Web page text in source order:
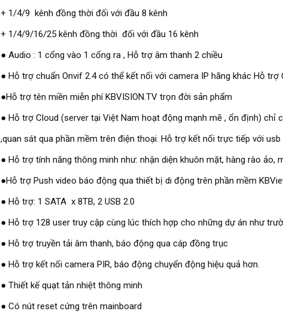
+ 1/4/9 kênh đồng thời đối với đầu 8 kênh
+ 1/4/9/16/25 kênh đồng thời đối với đầu 16 kênh
● Audio : 1 cổng vào 1 cổng ra , Hỗ trợ âm thanh 2 chiều
● Hỗ trợ chuẩn Onvif 2.4 có thể kết nối với camera IP hãng khác Hỗ trợ
●Hỗ trợ tên miền miễn phí KBVISION.TV trọn đời sản phẩm
● Hỗ trợ Cloud (server tại Việt Nam hoạt động mạnh mẽ , ổn định) chỉ
,quan sát qua phần mềm trên điện thoại. Hỗ trợ kết nối trực tiếp với usb
● Hỗ trợ tính năng thông minh như: nhận diện khuôn mặt, hàng rào ảo,
●Hỗ trợ Push video báo động qua thiết bị di động trên phần mềm
● Hỗ trợ: 1 SATA x 8TB, 2 USB 2.0
● Hỗ trợ 128 user truy cập cùng lúc thích hợp cho những dự án như
● Hỗ trợ truyền tải âm thanh, báo động qua cáp đồng trục
● Hỗ trợ kết nối camera PIR, báo động chuyển động hiệu quả hơn.
● Thiết kế quạt tản nhiệt thông minh
● Có nút reset cứng trên mainboard